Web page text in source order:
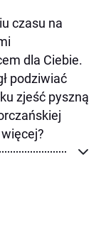
czasu na
dla Ciebie.
podziwiać
zjeść pyszną